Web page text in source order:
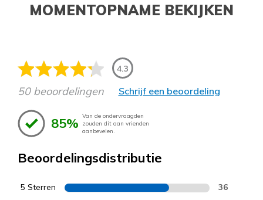
MOMENTOPNAME BEKIJKEN
4.3
50 beoordelingen Schrijf een beoordeling
85% Van de ondervraagden
zouden dit aan vrienden
aanbevelen.
Beoordelingsdistributie
5 Sterren 36